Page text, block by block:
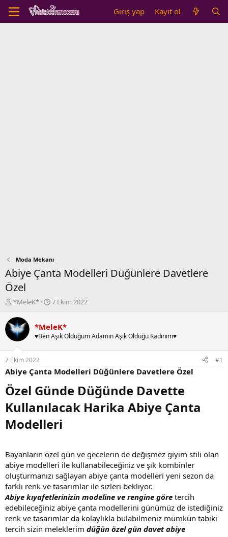
Giriş yap Kayıt ol
Moda Mekanı
Abiye Çanta Modelleri Düğünlere Davetlere
Özel
K
n
b
u
y
u
b
a
l
a
t
a
n
*MeleK*
B
l
a
ı
a
i
h
i
7 Ekim 2022
*MeleK*
♥Ben Aşık Olduğum Adamın Aşık Olduğu Kadınım♥
7 Ekim 2022 #1
Abiye Çanta Modelleri Düğünlere Davetlere Özel
Özel Günde Düğünde Davette
Kullanılacak Harika Abiye Çanta
Modelleri
Bayanların özel gün ve gecelerin de değişmez giyim stili olan
abiye modelleri ile kullanabileceğiniz ve şık kombinler
oluşturmanızı sağlayan abiye çanta modelleri yeni sezon da
farklı renk ve tasarımlar ile sizleri bekliyor.
Abiye kıyafetlerinizin modeline ve rengine göre tercih
edebileceğiniz abiye çanta modellerini günümüz de istediğiniz
renk ve tasarımlar da kolaylıkla bulabilmeniz mümkün tabiki
tercih sizin meleklerim düğün özel gün davet abiye